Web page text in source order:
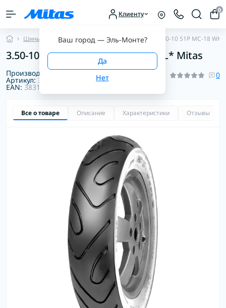
Клиенту
Ваш город — Эль-Монте?
0
Шины для скутеров С белой боковиной 3.50-10 51P MC-18
3.50-10 51P MC-18 WHITE WALL TL* Mitas
Производитель:Mitas
Артикул:3001573953000
EAN: 3831126102982
0
Все о товаре Описание Характеристики Отзывы